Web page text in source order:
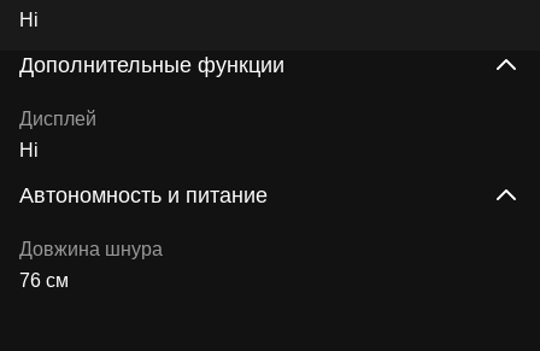
Ні
Дополнительные функции
Дисплей
Ні
Автономность и питание
Довжина шнура
76 см